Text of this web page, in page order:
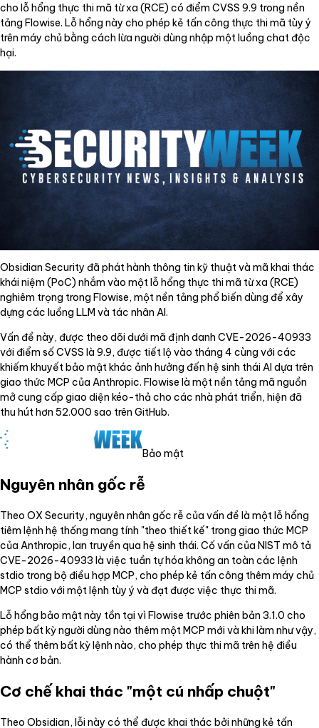
cho lỗ hổng thực thi mã từ xa (RCE) có điểm CVSS 9.9 trong nền
tảng Flowise. Lỗ hổng này cho phép kẻ tấn công thực thi mã tùy ý
trên máy chủ bằng cách lừa người dùng nhập một luồng chat độc
hại.
Obsidian Security đã phát hành thông tin kỹ thuật và mã khai thác
khái niệm (PoC) nhắm vào một lỗ hổng thực thi mã từ xa (RCE)
nghiêm trọng trong Flowise, một nền tảng phổ biến dùng để xây
dựng các luồng LLM và tác nhân AI.
Vấn đề này, được theo dõi dưới mã định danh CVE-2026-40933
với điểm số CVSS là 9.9, được tiết lộ vào tháng 4 cùng với các
khiếm khuyết bảo mật khác ảnh hưởng đến hệ sinh thái AI dựa trên
giao thức MCP của Anthropic. Flowise là một nền tảng mã nguồn
mở cung cấp giao diện kéo-thả cho các nhà phát triển, hiện đã
thu hút hơn 52.000 sao trên GitHub.
Bảo mật
Nguyên nhân gốc rễ
Theo OX Security, nguyên nhân gốc rễ của vấn đề là một lỗ hổng
tiêm lệnh hệ thống mang tính "theo thiết kế" trong giao thức MCP
của Anthropic, lan truyền qua hệ sinh thái. Cố vấn của NIST mô tả
CVE-2026-40933 là việc tuần tự hóa không an toàn các lệnh
stdio trong bộ điều hợp MCP, cho phép kẻ tấn công thêm máy chủ
MCP stdio với một lệnh tùy ý và đạt được việc thực thi mã.
Lỗ hổng bảo mật này tồn tại vì Flowise trước phiên bản 3.1.0 cho
phép bất kỳ người dùng nào thêm một MCP mới và khi làm như vậy,
có thể thêm bất kỳ lệnh nào, cho phép thực thi mã trên hệ điều
hành cơ bản.
Cơ chế khai thác "một cú nhấp chuột"
Theo Obsidian, lỗi này có thể được khai thác bởi những kẻ tấn